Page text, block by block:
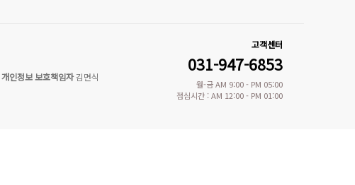
개인정보 보호책임자김면식
고객센터
031-947-6853
월-금 AM 9:00 - PM 05:00
점심시간 : AM 12:00 - PM 01:00